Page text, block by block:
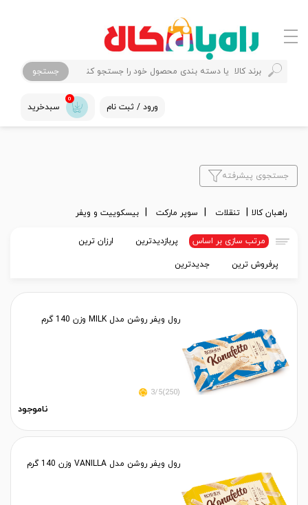
جستجو
ورود / ثبت نام
0
سبدخرید
جستجوی پیشرفته
راهبان کالا تنقلات سوپر مارکت بیسکوییت و ویفر
مرتب سازی بر اساس پربازدیدترین ارزان ترین
پرفروش ترین جدیدترین
رول ویفر روشن مدل MILK وزن 140 گرم
(250)3/5
ناموجود
رول ویفر روشن مدل VANILLA وزن 140 گرم